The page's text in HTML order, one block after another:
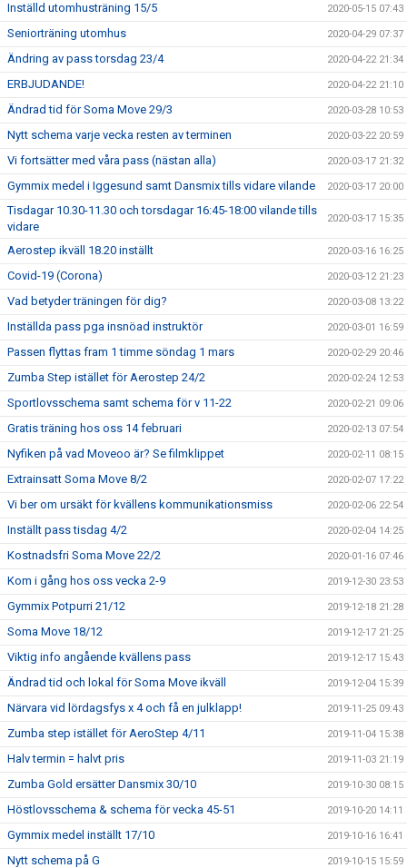
Inställd utomhusträning 15/5 2020-05-15 07:43
Seniorträning utomhus 2020-04-29 07:37
Ändring av pass torsdag 23/4 2020-04-22 21:34
ERBJUDANDE! 2020-04-22 21:10
Ändrad tid för Soma Move 29/3 2020-03-28 10:53
Nytt schema varje vecka resten av terminen 2020-03-22 20:59
Vi fortsätter med våra pass (nästan alla) 2020-03-17 21:32
Gymmix medel i Iggesund samt Dansmix tills vidare vilande 2020-03-17 20:00
Tisdagar 10.30-11.30 och torsdagar 16:45-18:00 vilande tills
vidare
2020-03-17 15:35
Aerostep ikväll 18.20 inställt 2020-03-16 16:25
Covid-19 (Corona) 2020-03-12 21:23
Vad betyder träningen för dig? 2020-03-08 13:22
Inställda pass pga insnöad instruktör 2020-03-01 16:59
Passen flyttas fram 1 timme söndag 1 mars 2020-02-29 20:46
Zumba Step istället för Aerostep 24/2 2020-02-24 12:53
Sportlovsschema samt schema för v 11-22 2020-02-21 09:06
Gratis träning hos oss 14 februari 2020-02-13 07:54
Nyfiken på vad Moveoo är? Se filmklippet 2020-02-11 08:15
Extrainsatt Soma Move 8/2 2020-02-07 17:22
Vi ber om ursäkt för kvällens kommunikationsmiss 2020-02-06 22:54
Inställt pass tisdag 4/2 2020-02-04 14:25
Kostnadsfri Soma Move 22/2 2020-01-16 07:46
Kom i gång hos oss vecka 2-9 2019-12-30 23:53
Gymmix Potpurri 21/12 2019-12-18 21:28
Soma Move 18/12 2019-12-17 21:25
Viktig info angående kvällens pass 2019-12-17 15:43
Ändrad tid och lokal för Soma Move ikväll 2019-12-04 15:39
Närvara vid lördagsfys x 4 och få en julklapp! 2019-11-25 09:43
Zumba step istället för AeroStep 4/11 2019-11-04 15:38
Halv termin = halvt pris 2019-11-03 21:19
Zumba Gold ersätter Dansmix 30/10 2019-10-30 08:15
Höstlovsschema & schema för vecka 45-51 2019-10-20 14:11
Gymmix medel inställt 17/10 2019-10-16 16:41
Nytt schema på G 2019-10-15 15:59